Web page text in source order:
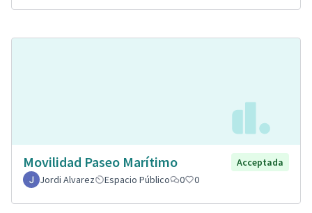
Movilidad Paseo Marítimo
Acceptada
Jordi Alvarez
Espacio Público 0 0